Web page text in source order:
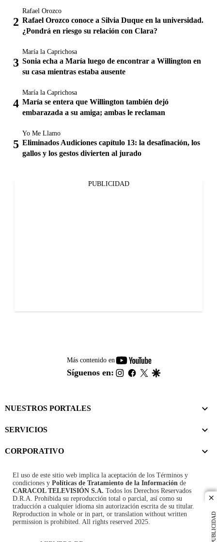
PUBLICIDAD
Rafael Orozco
Rafael Orozco conoce a Silvia Duque en la universidad.
¿Pondrá en riesgo su relación con Clara?
María la Caprichosa
Sonia echa a María luego de encontrar a Willington en
su casa mientras estaba ausente
María la Caprichosa
María se entera que Willington también dejó
embarazada a su amiga; ambas le reclaman
Yo Me Llamo
Eliminados Audiciones capítulo 13: la desafinación, los
gallos y los gestos divierten al jurado
PUBLICIDAD
Más contenido en
youtube-
footer
Síguenos en: instagram
facebook
twitter
NUESTROS PORTALES
SERVICIOS
CORPORATIVO
El uso de este sitio web implica la aceptación de los Términos y
condiciones y Políticas de Tratamiento de la Información de
CARACOL TELEVISIÓN S.A. Todos los Derechos Reservados
D.R.A. Prohibida su reproducción total o parcial, así como su
traducción a cualquier idioma sin autorización escrita de su titular.
Reproduction in whole or in part, or translation without written
permission is prohibited. All rights reserved 2025.